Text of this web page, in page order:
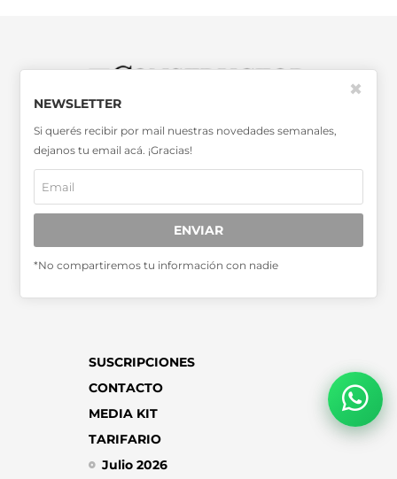
OTRAS PUBLICACIONES >>
Miembro de la Asociación de
Entidades Periodísticas Argentinas
SUSCRIPCIONES
CONTACTO
MEDIA KIT
TARIFARIO
Julio 2026
NEWSLETTER
Si querés recibir por mail nuestras novedades semanales,
dejanos tu email acá. ¡Gracias!
ENVIAR
*No compartiremos tu información con nadie
✖